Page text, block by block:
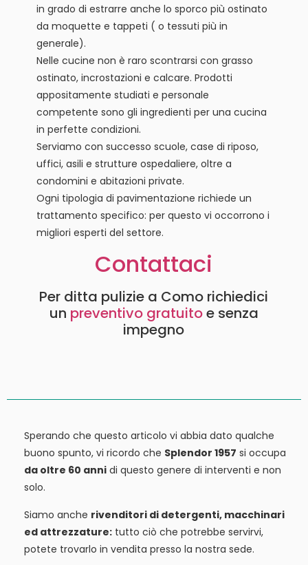
in grado di estrarre anche lo sporco più ostinato
da moquette e tappeti ( o tessuti più in
generale).
Nelle cucine non è raro scontrarsi con grasso
ostinato, incrostazioni e calcare. Prodotti
appositamente studiati e personale
competente sono gli ingredienti per una cucina
in perfette condizioni.
Serviamo con successo scuole, case di riposo,
uffici, asili e strutture ospedaliere, oltre a
condomini e abitazioni private.
Ogni tipologia di pavimentazione richiede un
trattamento specifico: per questo vi occorrono i
migliori esperti del settore.
Contattaci
Per ditta pulizie a Como richiedici
un preventivo gratuitoe senza
impegno
Sperando che questo articolo vi abbia dato qualche
buono spunto, vi ricordo che Splendor 1957 si occupa
da oltre 60 anni di questo genere di interventi e non
solo.
Siamo anche rivenditori di detergenti, macchinari
ed attrezzature: tutto ciò che potrebbe servirvi,
potete trovarlo in vendita presso la nostra sede.